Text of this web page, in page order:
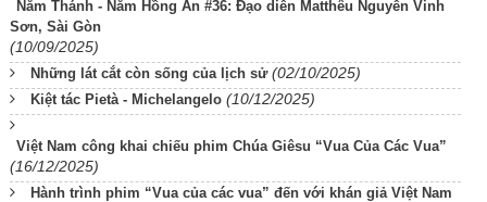
Năm Thánh - Năm Hồng Ân #36: Đạo diễn Matthêu Nguyễn Vinh
Sơn, Sài Gòn
(10/09/2025)
Những lát cắt còn sống của lịch sử (02/10/2025)
Kiệt tác Pietà - Michelangelo (10/12/2025)
Việt Nam công khai chiếu phim Chúa Giêsu “Vua Của Các Vua”
(16/12/2025)
Hành trình phim “Vua của các vua” đến với khán giả Việt Nam